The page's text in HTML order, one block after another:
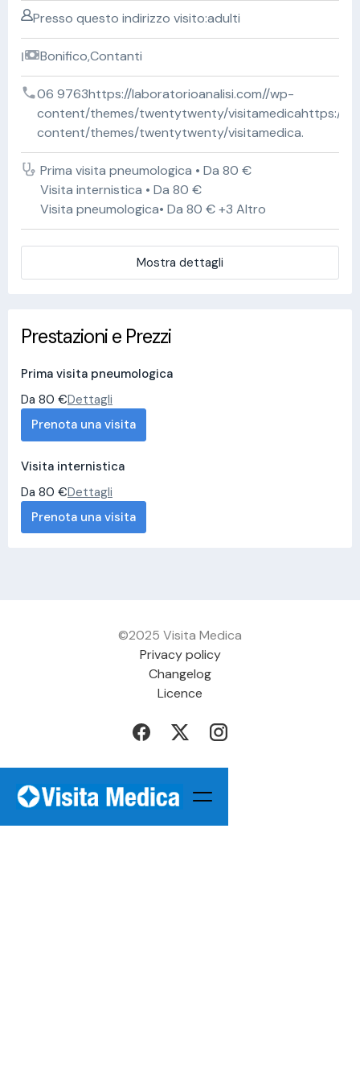
Presso questo indirizzo visito:adulti
Bonifico,Contanti
06 9763https://laboratorioanalisi.com//wp-
content/themes/twentytwenty/visitamedicahttps://
content/themes/twentytwenty/visitamedica.
Prima visita pneumologica • Da 80 €
Visita internistica • Da 80 €
Visita pneumologica• Da 80 € +3 Altro
Mostra dettagli
Prestazioni e Prezzi
Prima visita pneumologica
Da 80 €Dettagli
Prenota una visita
Visita internistica
Da 80 €Dettagli
Prenota una visita
©2025 Visita Medica
Privacy policy
Changelog
Licence